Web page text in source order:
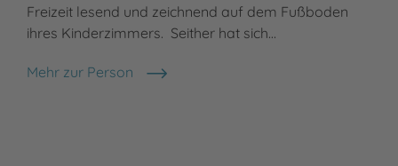
Freizeit lesend und zeichnend auf dem Fußboden
ihres Kinderzimmers. Seither hat sich…
Mehr zur Person
Jutta Berend